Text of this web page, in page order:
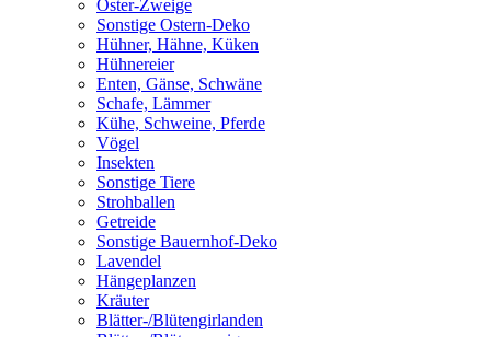
Oster-Zweige
Sonstige Ostern-Deko
Hühner, Hähne, Küken
Hühnereier
Enten, Gänse, Schwäne
Schafe, Lämmer
Kühe, Schweine, Pferde
Vögel
Insekten
Sonstige Tiere
Strohballen
Getreide
Sonstige Bauernhof-Deko
Lavendel
Hängeplanzen
Kräuter
Blätter-/Blütengirlanden